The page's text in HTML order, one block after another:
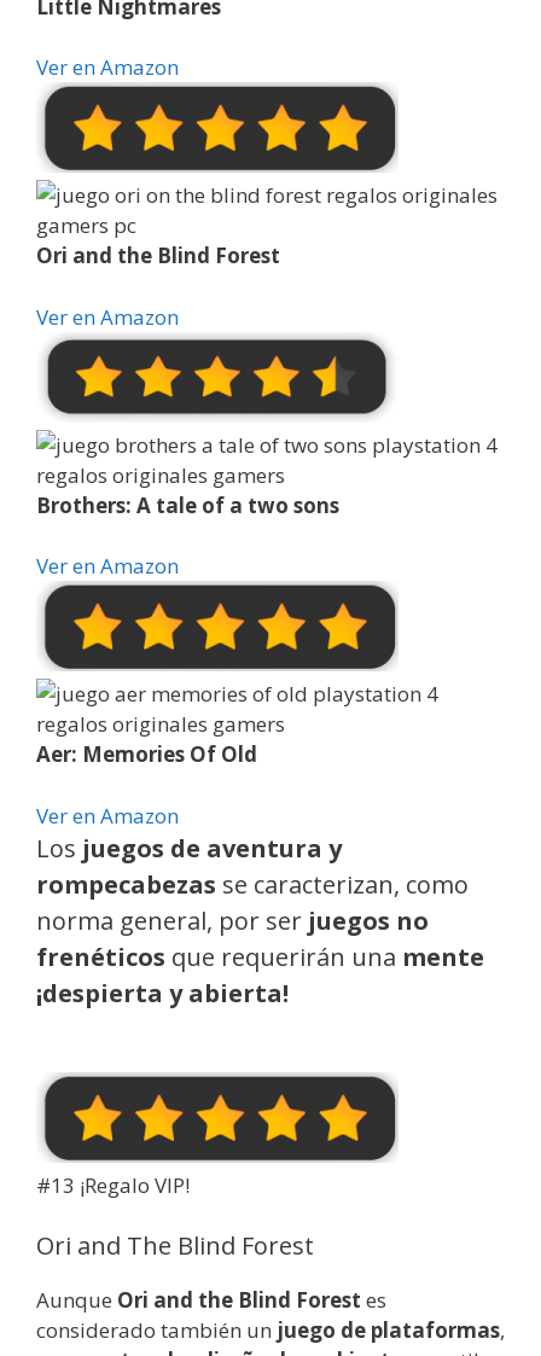
Little Nightmares
Ver en Amazon
Ori and the Blind Forest
Ver en Amazon
Brothers: A tale of a two sons
Ver en Amazon
Aer: Memories Of Old
Ver en Amazon
Los juegos de aventura y
rompecabezas se caracterizan, como
norma general, por ser juegos no
frenéticos que requerirán una mente
¡despierta y abierta!
#13 ¡Regalo VIP!
Ori and The Blind Forest
Aunque Ori and the Blind Forest es
considerado también un juego de plataformas,